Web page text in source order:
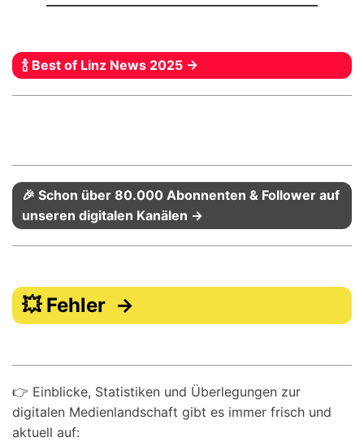
🍾 Best of Linz News 2025 →
🎉 Schon über 80.000 Abonnenten & Follower auf
unseren digitalen Kanälen →
💥 Fehler →
👉 Einblicke, Statistiken und Überlegungen zur
digitalen Medienlandschaft gibt es immer frisch und
aktuell auf: